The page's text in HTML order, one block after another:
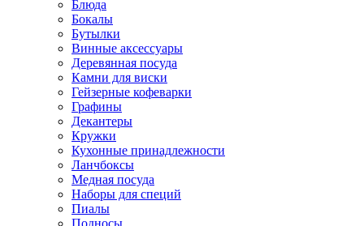
Блюда
Бокалы
Бутылки
Винные аксессуары
Деревянная посуда
Камни для виски
Гейзерные кофеварки
Графины
Декантеры
Кружки
Кухонные принадлежности
Ланчбоксы
Медная посуда
Наборы для специй
Пиалы
Подносы